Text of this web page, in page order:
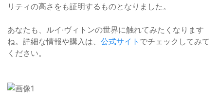
リティの高さをも証明するものとなりました。
あなたも、ルイ·ヴィトンの世界に触れてみたくなります
ね。詳細な情報や購入は、 公式サイト でチェックしてみて
ください。